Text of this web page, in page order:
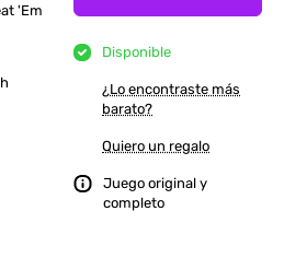
'Em
Disponible
¿Lo encontraste más
barato?
Quiero un regalo
Juego original y
completo